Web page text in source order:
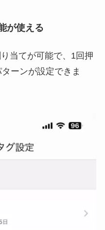
が使える
当てが可能で、1回押
ーンが設定できま